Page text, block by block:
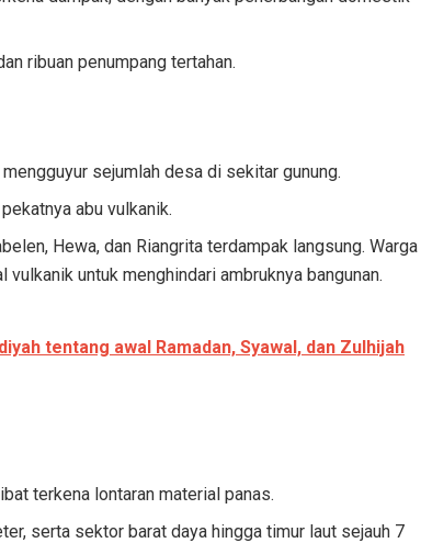
ribuan penumpang tertahan.
sejumlah desa di sekitar gunung.
abu vulkanik.
Hewa, dan Riangrita terdampak langsung. Warga
untuk menghindari ambruknya bangunan.
tentang awal Ramadan, Syawal, dan Zulhijah
terkena lontaran material panas.
serta sektor barat daya hingga timur laut sejauh 7